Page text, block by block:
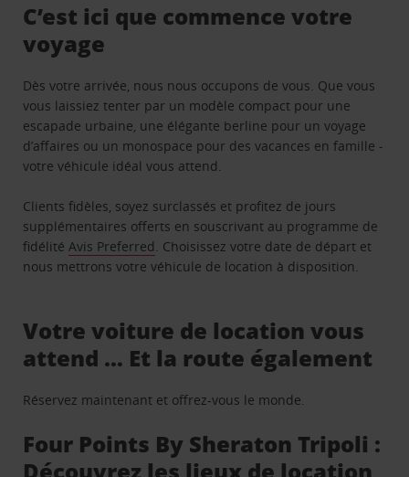
C’est ici que commence votre
voyage
Dès votre arrivée, nous nous occupons de vous. Que vous
vous laissiez tenter par un modèle compact pour une
escapade urbaine, une élégante berline pour un voyage
d’affaires ou un monospace pour des vacances en famille -
votre véhicule idéal vous attend.
Clients fidèles, soyez surclassés et profitez de jours
supplémentaires offerts en souscrivant au programme de
fidélitéAvis Preferred. Choisissez votre date de départ et
nous mettrons votre véhicule de location à disposition.
Votre voiture de location vous
attend … Et la route également
Réservez maintenant et offrez-vous le monde.
Four Points By Sheraton Tripoli :